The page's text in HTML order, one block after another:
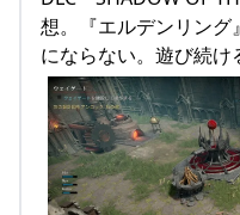
想。『エルデンリング
にならない。遊び続